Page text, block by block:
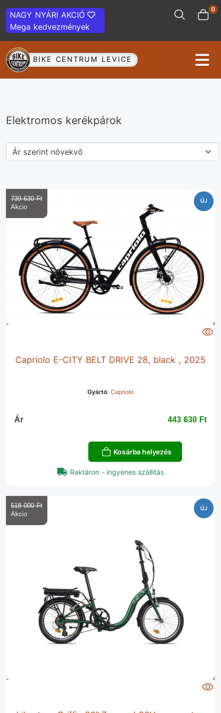
NAGY NYÁRI AKCIÓ
Mega kedvezmények
0
BIKE CENTRUM LEVICE
Elektromos kerékpárok
ÚJ
Capriolo E-CITY BELT DRIVE 28, black , 2025
Gyártó: Capriolo
739 630 Ft‎
Ár 443 630 Ft‎
Kosárba helyezés
Raktáron - ingyenes szállítás
ÚJ
518 000 Ft‎